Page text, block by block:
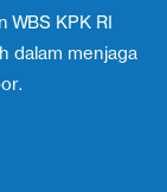
WBS KPK RI
dalam menjaga